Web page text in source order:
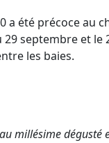
a été précoce au
29 septembre et
les baies.
millésime dégusté